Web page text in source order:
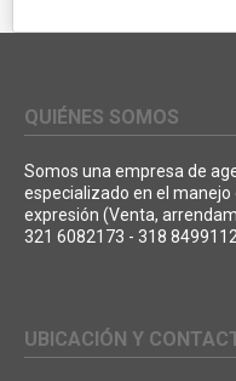
QUIÉNES SOMOS
Somos una empresa de
especializado en el
expresión (Venta,
321 6082173 - 318
UBICACIÓN Y